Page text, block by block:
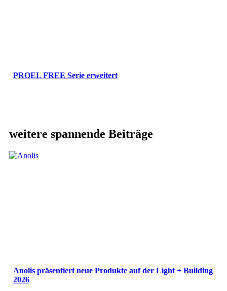
PROEL FREE Serie erweitert
weitere spannende Beiträge
Anolis präsentiert neue Produkte auf der Light + Building
2026